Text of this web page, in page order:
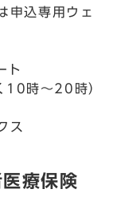
申込専用ウェ
ト
時～20時）
ス
療保険